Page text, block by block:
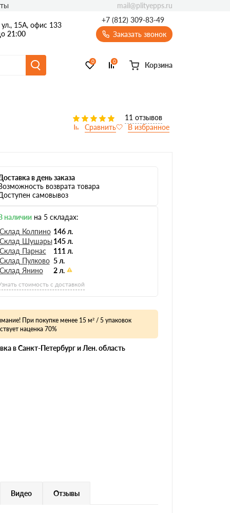
15А, офис 133
21:00
+7 (812) 309-83-49
Заказать звонок
0 0 Корзина
mail@plityepps.ru
11 отзывов
в день заказа
возврата товара
самовывоз
наличиина 5 складах:
Колпино 146 л.
Шушары 145 л.
Парнас
111 л.
Пулково 5 л.
Янино
2 л.
стоимость с доставкой
При покупке менее 15 м² / 5 упаковок
наценка 70%
в Санкт-Петербург и Лен. область
Видео Отзывы